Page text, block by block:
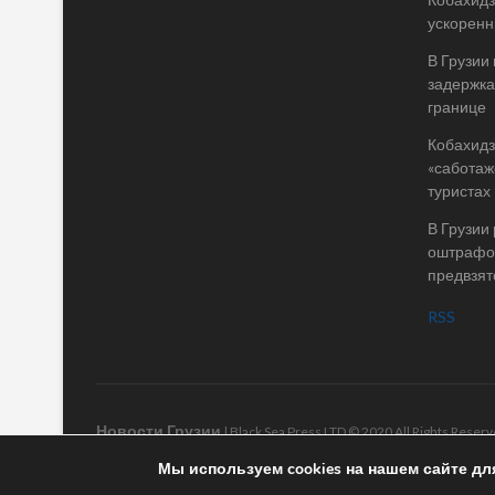
В
границе
туристах
В Грузии
RSS
Новости Грузии| Black Sea Press LTD © 2020 All Rights
Мы используем cookies на нашем сайте